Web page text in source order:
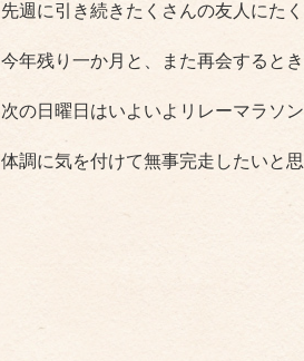
先週に引き続きたくさんの友人にた
今年残り一か月と、また再会すると
次の日曜日はいよいよリレーマラソン
体調に気を付けて無事完走したいと